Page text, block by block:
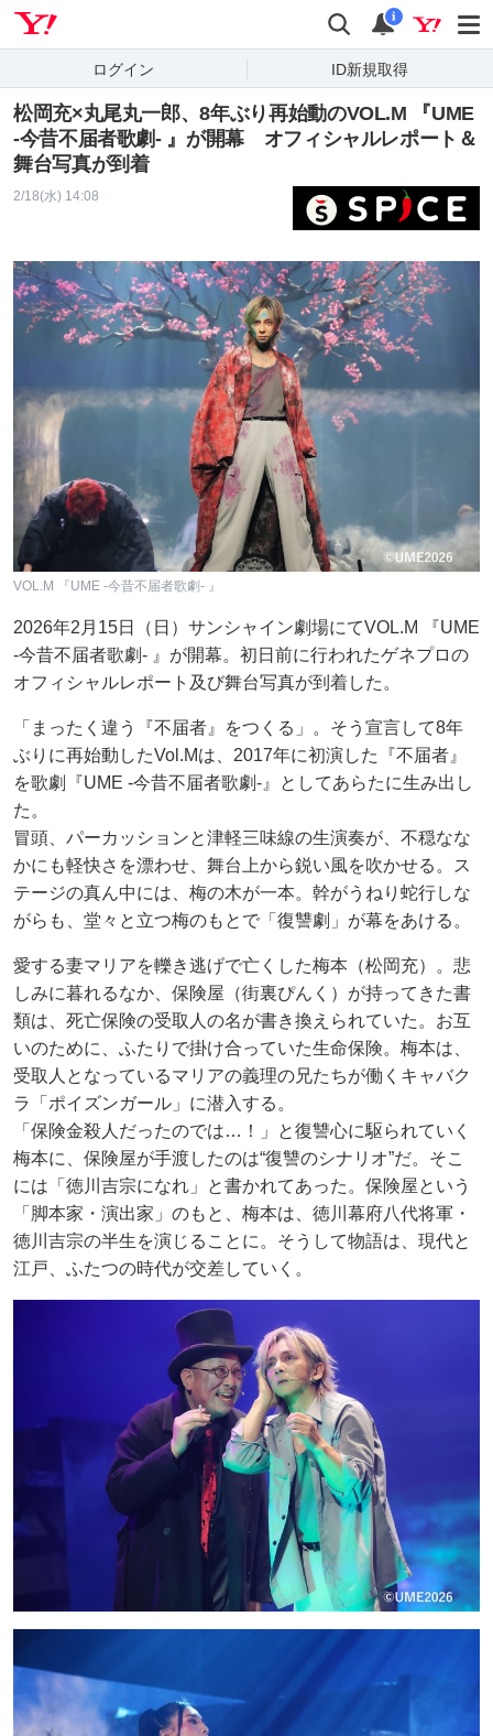
検索 通知
i
ログイン ID新規取得
松岡充×丸尾丸一郎、8年ぶり再始動のVOL.M 『UME
-今昔不届者歌劇- 』が開幕 オフィシャルレポート＆
舞台写真が到着
2/18(水) 14:08
VOL.M 『UME -今昔不届者歌劇- 』
2026年2月15日（日）サンシャイン劇場にてVOL.M 『UME
-今昔不届者歌劇- 』が開幕。初日前に行われたゲネプロの
オフィシャルレポート及び舞台写真が到着した。
「まったく違う『不届者』をつくる」。そう宣言して8年
ぶりに再始動したVol.Mは、2017年に初演した『不届者』
を歌劇『UME -今昔不届者歌劇-』としてあらたに生み出し
た。
冒頭、パーカッションと津軽三味線の生演奏が、不穏なな
かにも軽快さを漂わせ、舞台上から鋭い風を吹かせる。ス
テージの真ん中には、梅の木が一本。幹がうねり蛇行しな
がらも、堂々と立つ梅のもとで「復讐劇」が幕をあける。
愛する妻マリアを轢き逃げで亡くした梅本（松岡充）。悲
しみに暮れるなか、保険屋（街裏ぴんく）が持ってきた書
類は、死亡保険の受取人の名が書き換えられていた。お互
いのために、ふたりで掛け合っていた生命保険。梅本は、
受取人となっているマリアの義理の兄たちが働くキャバク
ラ「ポイズンガール」に潜入する。
「保険金殺人だったのでは…！」と復讐心に駆られていく
梅本に、保険屋が手渡したのは“復讐のシナリオ”だ。そこ
には「徳川吉宗になれ」と書かれてあった。保険屋という
「脚本家・演出家」のもと、梅本は、徳川幕府八代将軍・
徳川吉宗の半生を演じることに。そうして物語は、現代と
江戸、ふたつの時代が交差していく。